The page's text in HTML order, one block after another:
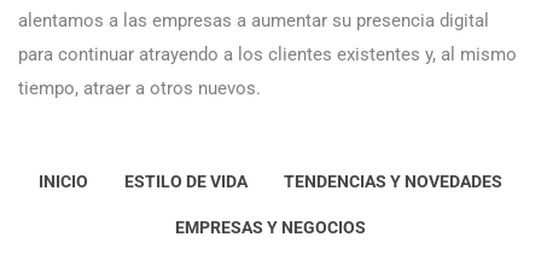
alentamos a las empresas a aumentar su presencia digital
para continuar atrayendo a los clientes existentes y, al mismo
tiempo, atraer a otros nuevos.
INICIO ESTILO DE VIDA TENDENCIAS Y NOVEDADES
EMPRESAS Y NEGOCIOS